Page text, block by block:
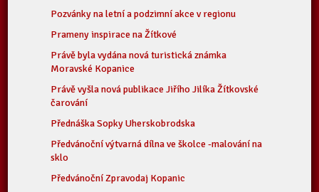
Pozvánky na letní a podzimní akce v regionu
Prameny inspirace na Žítkové
Právě byla vydána nová turistická známka
Moravské Kopanice
Právě vyšla nová publikace Jiřího Jilíka Žítkovské
čarování
Přednáška Sopky Uherskobrodska
Předvánoční výtvarná dílna ve školce -malování na
sklo
Předvánoční Zpravodaj Kopanic